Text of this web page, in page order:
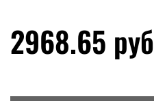
2968.65 руб